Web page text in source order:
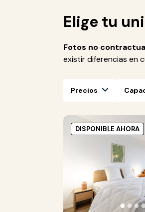
Elige tu
Fotos no
existir diferencias en
Precios
●●●
DISPONIBLE AHORA